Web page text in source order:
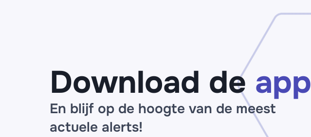
PostNL van
97023459367
Download de app
En blijf op de hoogte van de meest
actuele alerts!